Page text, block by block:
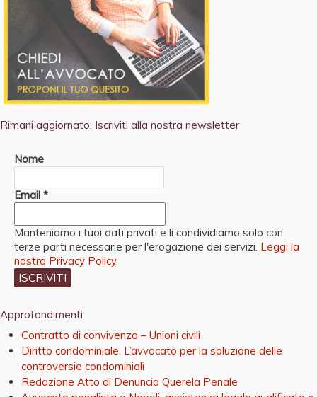
Rimani aggiornato. Iscriviti alla nostra newsletter
Nome
Email *
Manteniamo i tuoi dati privati e li condividiamo solo con
terze parti necessarie per l'erogazione dei servizi. Leggi la
nostra Privacy Policy.
Approfondimenti
Contratto di convivenza – Unioni civili
Diritto condominiale. L’avvocato per la soluzione delle
controversie condominiali
Redazione Atto di Denuncia Querela Penale